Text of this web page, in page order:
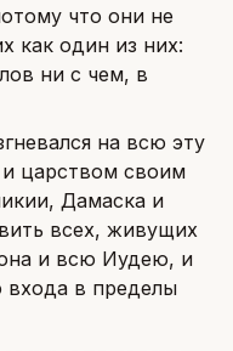
что они не
как один из них:
ни с чем, в
на всю эту
царством своим
Дамаска и
всех, живущих
и всю Иудею, и
входа в пределы